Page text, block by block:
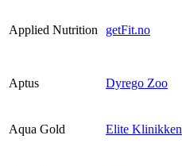
Applied Nutrition getFit.no
Aptus Dyrego Zoo
Aqua Gold Elite Klinikken